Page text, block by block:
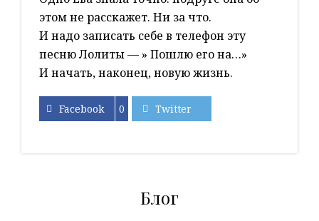
этом не расскажет. Ни за что.
И надо записать себе в телефон эту
песню Лолиты — » Пошлю его на…»
И начать, наконец, новую жизнь.
Facebook 0 Twitter
Блог